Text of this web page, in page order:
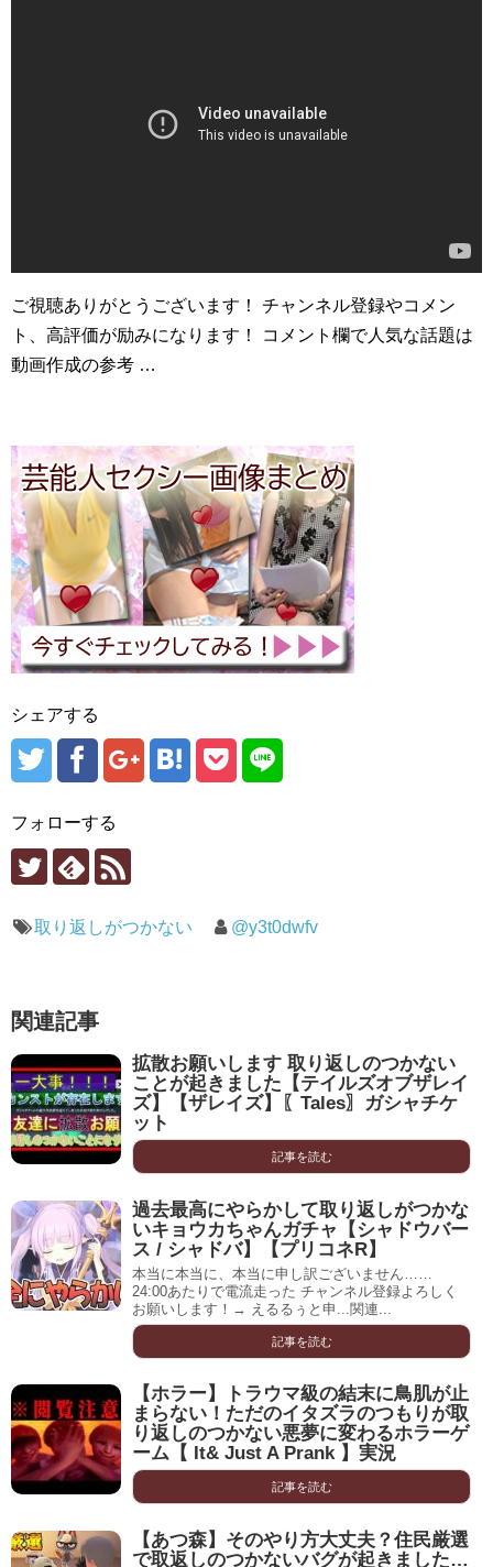
ご視聴ありがとうございます！ チャンネル登録やコメン
ト、高評価が励みになります！ コメント欄で人気な話題は
動画作成の参考 …
シェアする
フォローする
取り返しがつかない @y3t0dwfv
関連記事
拡散お願いします 取り返しのつかない
ことが起きました【テイルズオブザレイ
ズ】【ザレイズ】〖Tales〗ガシャチケ
ット
記事を読む
過去最高にやらかして取り返しがつかな
いキョウカちゃんガチャ【シャドウバー
ス / シャドバ】【プリコネR】
本当に本当に、本当に申し訳ございません……
24:00あたりで電流走った チャンネル登録よろしく
お願いします！→ えるるぅと申...関連...
記事を読む
【ホラー】トラウマ級の結末に鳥肌が止
まらない！ただのイタズラのつもりが取
り返しのつかない悪夢に変わるホラーゲ
ーム【 It& Just A Prank 】実況
記事を読む
【あつ森】そのやり方大丈夫？住民厳選
で取返しのつかないバグが起きました…